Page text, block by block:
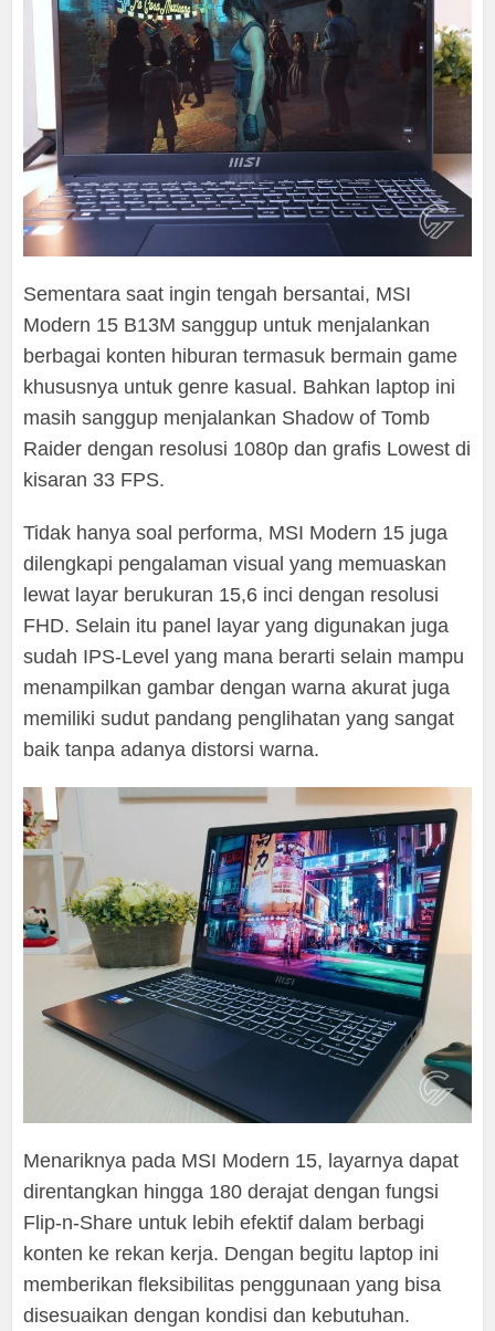
Sementara saat ingin tengah bersantai, MSI
Modern 15 B13M sanggup untuk menjalankan
berbagai konten hiburan termasuk bermain game
khususnya untuk genre kasual. Bahkan laptop ini
masih sanggup menjalankan Shadow of Tomb
Raider dengan resolusi 1080p dan grafis Lowest di
kisaran 33 FPS.
Tidak hanya soal performa, MSI Modern 15 juga
dilengkapi pengalaman visual yang memuaskan
lewat layar berukuran 15,6 inci dengan resolusi
FHD. Selain itu panel layar yang digunakan juga
sudah IPS-Level yang mana berarti selain mampu
menampilkan gambar dengan warna akurat juga
memiliki sudut pandang penglihatan yang sangat
baik tanpa adanya distorsi warna.
Menariknya pada MSI Modern 15, layarnya dapat
direntangkan hingga 180 derajat dengan fungsi
Flip-n-Share untuk lebih efektif dalam berbagi
konten ke rekan kerja. Dengan begitu laptop ini
memberikan fleksibilitas penggunaan yang bisa
disesuaikan dengan kondisi dan kebutuhan.